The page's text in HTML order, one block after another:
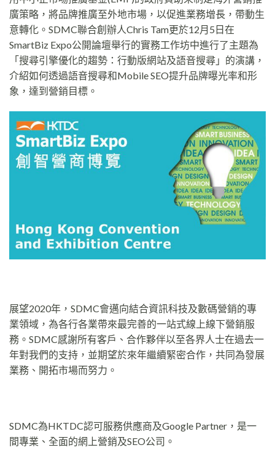
廣策略，將品牌推廣至外地市場，以促進業務增長，帶動生
意轉化。SDMC聯合創辦人Chris Tam更於12月5日在
SmartBiz Expo公開論壇舉行的實務工作坊中進行了主題為
「搜尋引擎優化的趨勢：行動版網站及語音搜尋」的演講，
介紹如何透過語音搜尋和Mobile SEO提升品牌曝光率和形
象，達到營銷目標。
展望2020年，SDMC會邁向結合資訊科技及數碼營銷的專
業領域，為各行各業帶來最完善的一站式線上線下營銷服
務。SDMC感謝所有客戶、合作夥伴以至各界人士在過去一
年對我們的支持，並期望於來年繼續緊密合作，共同為發展
業務、開拓市場而努力。
SDMC為HKTDC認可服務供應商及Google Partner，是一
間專業、全面的網上營銷及SEO公司。